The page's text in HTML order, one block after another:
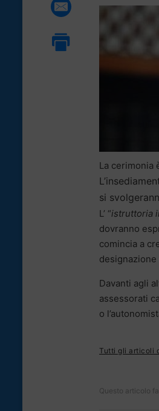
La cerimonia
si
L’ “istruttoria
dovranno
comincia a
designazione
Davanti agli
assessorati
o
Tutti gli articoli
Questo articolo